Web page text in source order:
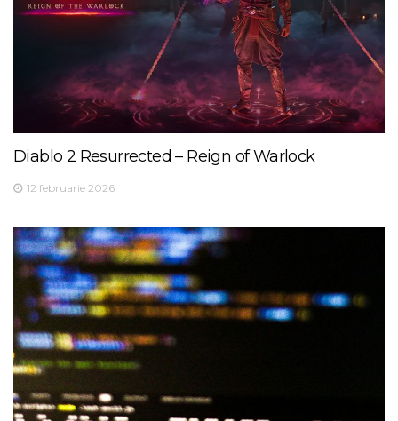
Diablo 2 Resurrected – Reign of Warlock
12 februarie 2026